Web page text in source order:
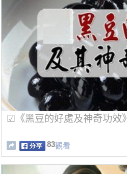
☑《黑豆的好處及神奇功效》
83觀看